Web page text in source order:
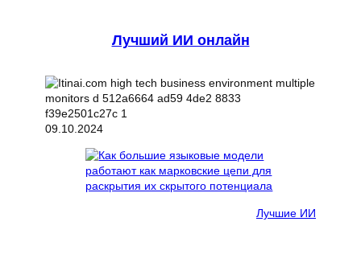
Лучший ИИ онлайн
09.10.2024
Лучшие ИИ